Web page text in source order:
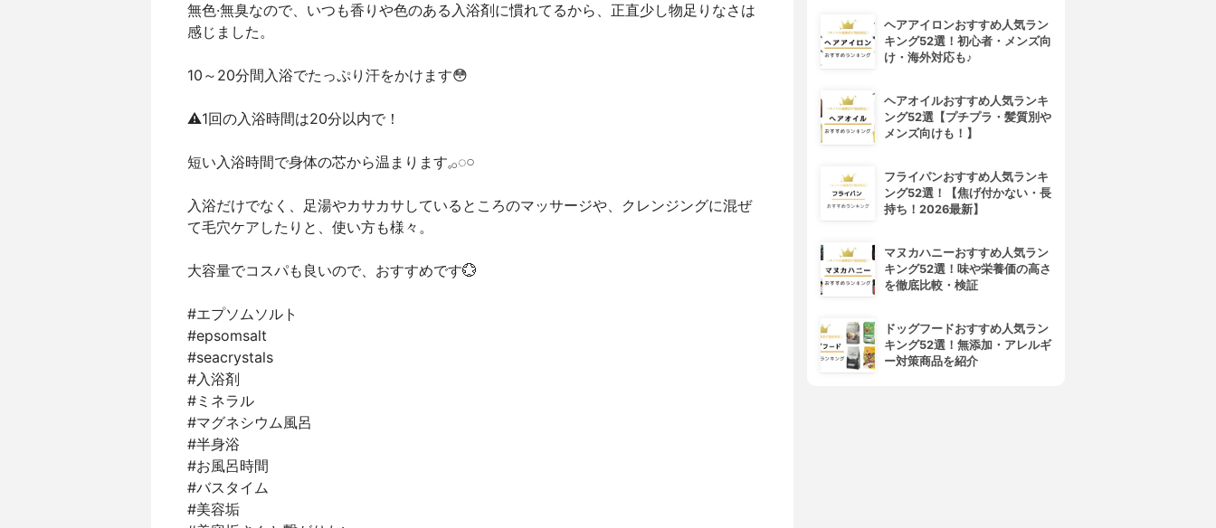
無色·無臭なので、いつも香りや色のある入浴剤に慣れてるから、正直少し物足りなさは
感じました。
10～20分間入浴でたっぷり汗をかけます😳
⚠️1回の入浴時間は20分以内で！
短い入浴時間で身体の芯から温まります𓈒𓂂◌𓏸
入浴だけでなく、足湯やカサカサしているところのマッサージや、クレンジングに混ぜ
て毛穴ケアしたりと、使い方も様々。
大容量でコスパも良いので、おすすめです💮
#エプソムソルト
#epsomsalt
#seacrystals
#入浴剤
#ミネラル
#マグネシウム風呂
#半身浴
#お風呂時間
#バスタイム
#美容垢
ヘアアイロンおすすめ人気ラン
キング52選！初心者・メンズ向
け・海外対応も♪
ヘアオイルおすすめ人気ランキ
ング52選【プチプラ・髪質別や
メンズ向けも！】
フライパンおすすめ人気ランキ
ング52選！【焦げ付かない・長
持ち！2026最新】
マヌカハニーおすすめ人気ラン
キング52選！味や栄養価の高さ
を徹底比較・検証
ドッグフードおすすめ人気ラン
キング52選！無添加・アレルギ
ー対策商品を紹介